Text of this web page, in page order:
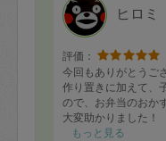
ヒロミ
評価：
今回もありがとうご
作り置きに加えて、
ので、お弁当のおか
大変助かりました！
もっと見る